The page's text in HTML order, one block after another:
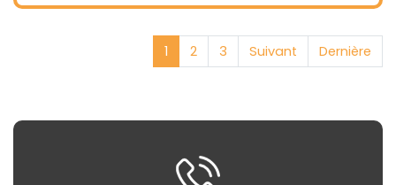
1 2 3 Suivant Dernière